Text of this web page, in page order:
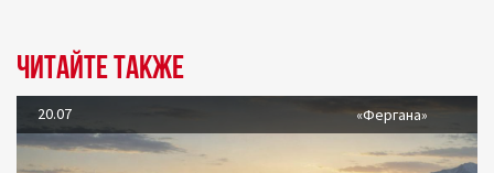
Читайте также
20.07 «Фергана»